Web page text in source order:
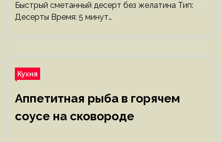
Быстрый сметанный десерт без желатина Тип:
Десерты Время: 5 минут…
Кухня
Аппетитная рыба в горячем
соусе на сковороде